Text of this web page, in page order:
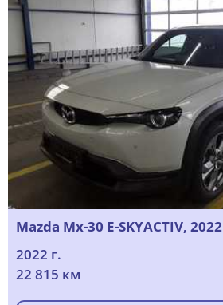
Mazda Mx-30 E-SKYACTIV, 2022
2022 г.
22 815 км